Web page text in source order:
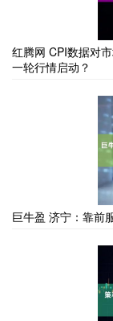
红腾网 CPI数据对
一轮行情启动？
巨牛盈 济宁：靠前